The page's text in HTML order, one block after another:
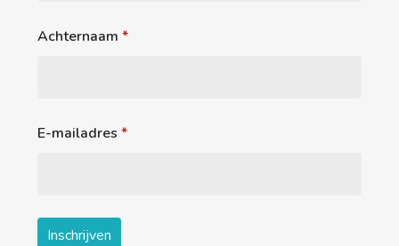
Achternaam *
E-mailadres *